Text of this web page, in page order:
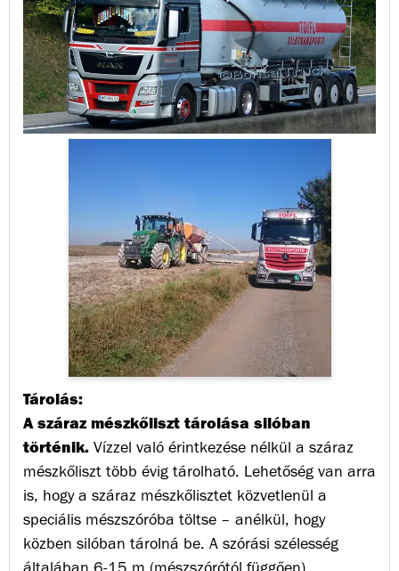
Tárolás:
A száraz mészkőliszt tárolása silóban
történik. Vízzel való érintkezése nélkül a száraz
mészkőliszt több évig tárolható. Lehetőség van arra
is, hogy a száraz mészkőlisztet közvetlenül a
speciális mészszóróba töltse – anélkül, hogy
közben silóban tárolná be. A szórási szélesség